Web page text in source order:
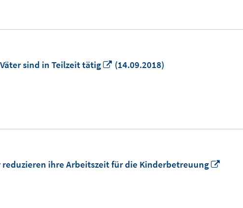
sind in Teilzeit tätig
In
(14.09.2018)
ihre Arbeitszeit für die Kinderbetreuung